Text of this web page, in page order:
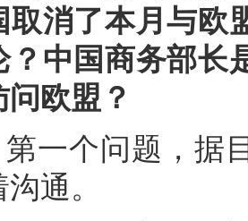
取消了本月与欧
？中国商务部长
欧盟？
一个问题，据
通。